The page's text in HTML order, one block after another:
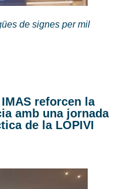
de signes per mil
reforcen la
amb una jornada
de la LOPIVI